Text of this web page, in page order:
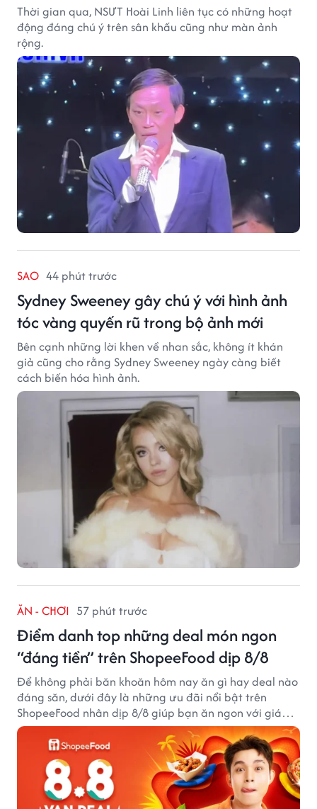
Thời gian qua, NSƯT Hoài Linh liên tục có những hoạt
động đáng chú ý trên sân khấu cũng như màn ảnh
rộng.
SAO 44 phút trước
Sydney Sweeney gây chú ý với hình ảnh
tóc vàng quyến rũ trong bộ ảnh mới
Bên cạnh những lời khen về nhan sắc, không ít khán
giả cũng cho rằng Sydney Sweeney ngày càng biết
cách biến hóa hình ảnh.
ĂN - CHƠI 57 phút trước
Điểm danh top những deal món ngon
“đáng tiền” trên ShopeeFood dịp 8/8
Để không phải băn khoăn hôm nay ăn gì hay deal nào
đáng săn, dưới đây là những ưu đãi nổi bật trên
ShopeeFood nhân dịp 8/8 giúp bạn ăn ngon với giá
hời mà không cần đắn đo.